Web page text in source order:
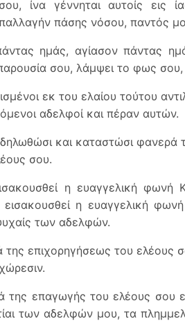
ίνα γέννηται αυτοίς εις
πάσης νόσου, παντός
ημάς, αγίασον πάντας
σου, λάμψει το φως σου,
εκ του ελαίου τούτου
αδελφοί και πέραν αυτών.
και καταστώσι φανερά
σου.
η ευαγγελική
η ευαγγελική
των αδελφών.
της επιχορηγήσεως του ελέους
της επαγωγής του ελέους σου
των αδελφών μου, τα